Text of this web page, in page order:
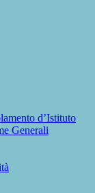
d’Istituto
Generali